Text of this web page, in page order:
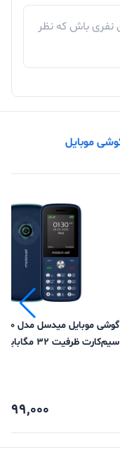
نفری باش که نظر
موبایل
سیم‌کارت ظرفیت 32